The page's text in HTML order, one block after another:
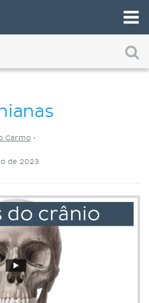
de estudo favorita
Carmo•
de 2023